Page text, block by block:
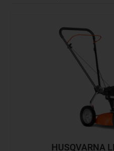
HUSQVARNA